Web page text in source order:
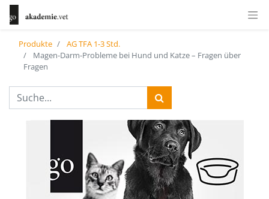
Produkte
AG TFA 1-3 Std.
Magen-Darm-Probleme bei Hund und Katze – Fragen über
Fragen